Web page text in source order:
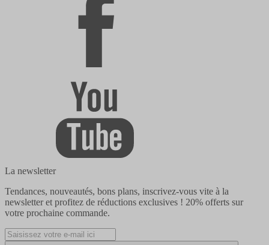
La newsletter
Tendances, nouveautés, bons plans, inscrivez-vous vite à la
newsletter et profitez de réductions exclusives ! 20% offerts sur
votre prochaine commande.